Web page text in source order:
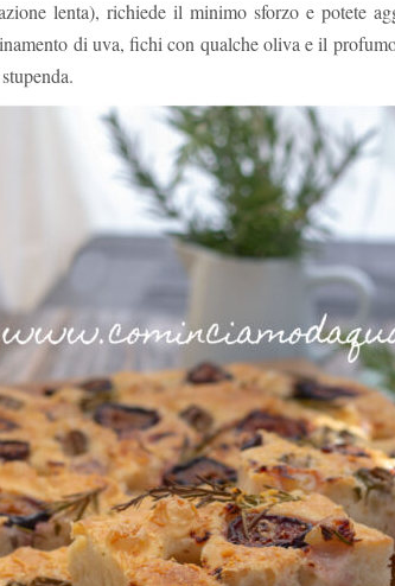
lenta), richiede il minimo sforzo e potete
di uva, fichi con qualche oliva e il